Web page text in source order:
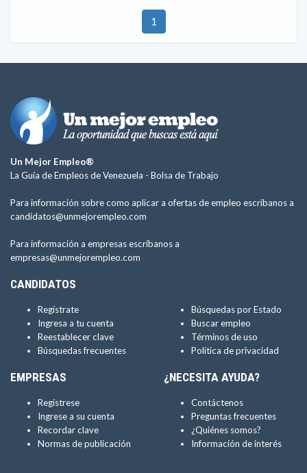
1
Un Mejor Empleo®
La Guía de Empleos de Venezuela - Bolsa de Trabajo
Para información sobre como aplicar a ofertas de empleo escríbanos a
candidatos@unmejorempleo.com
Para información a empresas escríbanos a
empresas@unmejorempleo.com
CANDIDATOS
Regístrate
Ingresa a tu cuenta
Reestablecer clave
Búsquedas frecuentes
Búsquedas por Estado
Buscar empleo
Términos de uso
Política de privacidad
EMPRESAS
Regístrese
Ingrese a su cuenta
Recordar clave
Normas de publicación
¿NECESITA AYUDA?
Contáctenos
Preguntas frecuentes
¿Quiénes somos?
Información de interés